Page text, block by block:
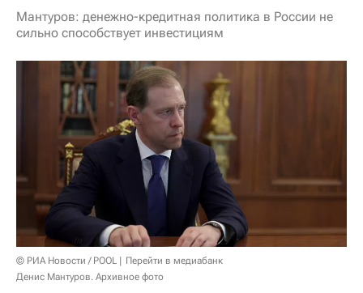
Мантуров: денежно-кредитная политика в России не
сильно способствует инвестициям
© РИА Новости / POOL
Перейти в медиабанк
Денис Мантуров. Архивное фото